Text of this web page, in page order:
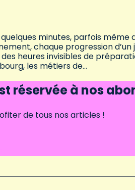
minutes, parfois même
chaque progression
heures invisibles de
les métiers de…
réservée à nos
de tous nos articles !